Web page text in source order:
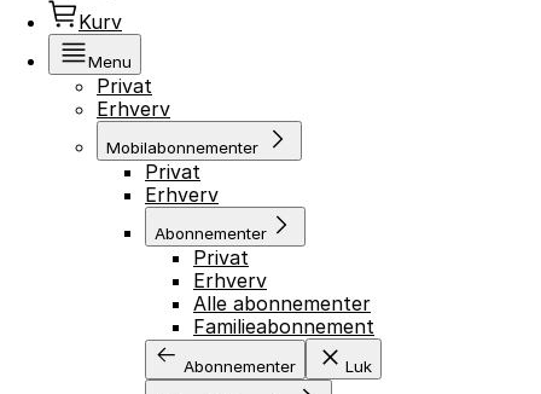
Kurv
Menu
Privat
Erhverv
Mobilabonnementer
Privat
Erhverv
Abonnementer
Privat
Erhverv
Alle abonnementer
Familieabonnement
Abonnementer Luk